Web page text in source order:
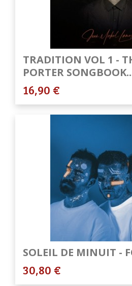
TRADITION VOL 1 -
PORTER
16,90 €
SOLEIL DE MINUIT -
30,80 €